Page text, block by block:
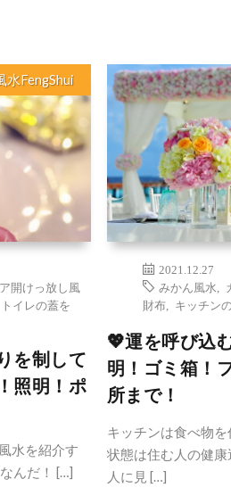
水FengShui
開けっ放し風
トイレの蓋を
を制して
照明！ポ
水を紹介す
んだ！ […]
2021.12.27
みかん風水
財布, キッチン
💖運を呼び込
明！ゴミ箱！
所まで！
キッチンは食べ物
状態は住む人の健康
人に見 […]